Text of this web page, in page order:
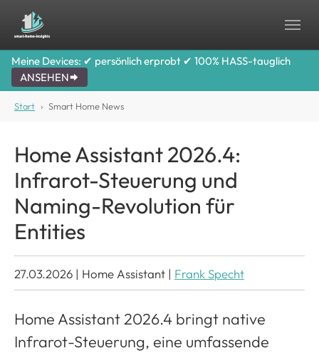
Skip to main content
Skip to page footer
Meine Devices: ✔ persönlich erprobt ✔ 100% HASS-tauglich
ANSEHEN
You are here:
Start Smart Home News
Home Assistant 2026.4:
Infrarot-Steuerung und
Naming-Revolution für
Entities
27.03.2026 | Home Assistant | Frank Specht
Home Assistant 2026.4 bringt native
Infrarot-Steuerung, eine umfassende